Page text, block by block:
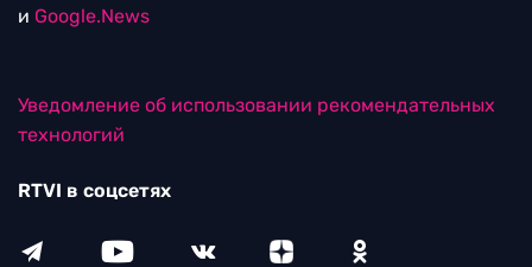
и Google.News
Уведомление об использовании рекомендательных
технологий
RTVI в соцсетях